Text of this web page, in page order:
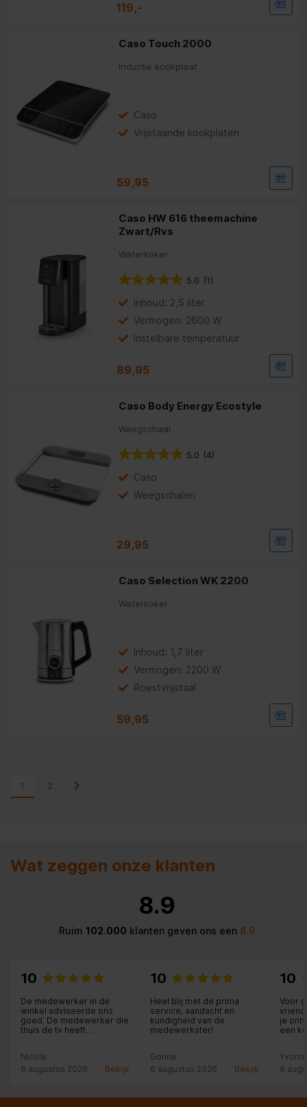
119,-
Caso Touch 2000
Inductie kookplaat
Caso
Vrijstaande kookplaten
59,95
Caso HW 616 theemachine
Zwart/Rvs
Waterkoker
5.0 (1)
Inhoud: 2,5 liter
Vermogen: 2600 W
Instelbare temperatuur
89,95
Caso Body Energy Ecostyle
Weegschaal
5.0 (4)
Caso
Weegschalen
29,95
Caso Selection WK 2200
Waterkoker
Inhoud: 1,7 liter
Vermogen: 2200 W
Roestvrijstaal
59,95
1 2
Wat zeggen onze klanten
8.9
Ruim 102.000 klanten geven ons een8.9
10
De medewerker in de
winkel adviseerde ons
goed. De medewerker die
thuis de tv heeft
goed advies. Top
geregeld!
Nicole
6 augustus 2026
Bekijk
10
Heel blij met de prima
service, aandacht en
kundigheid van de
medewerkster!
Gonne
6 augustus 2026
Bekijk
10
Voor
je
een
6